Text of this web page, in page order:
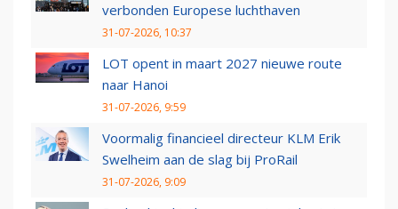
verbonden Europese luchthaven
31-07-2026, 10:37
LOT opent in maart 2027 nieuwe route
naar Hanoi
31-07-2026, 9:59
Voormalig financieel directeur KLM Erik
Swelheim aan de slag bij ProRail
31-07-2026, 9:09